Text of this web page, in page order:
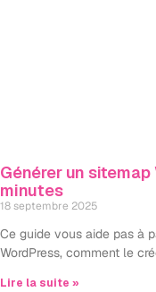
Générer un
minutes
18 septembre 2025
Ce guide vous aide pas à
WordPress, comment le
Lire la suite »